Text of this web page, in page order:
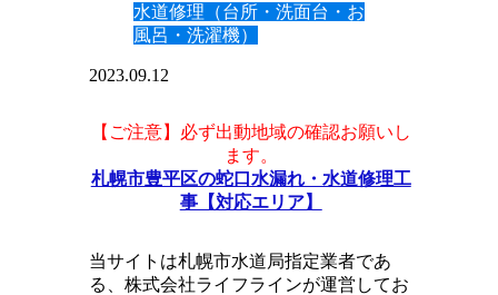
水道修理（台所・洗面台・お
風呂・洗濯機）
2023.09.12
【ご注意】必ず出動地域の確認お願いし
ます。
札幌市豊平区の蛇口水漏れ・水道修理工
事【対応エリア】
当サイトは札幌市水道局指定業者であ
る、株式会社ライフラインが運営してお